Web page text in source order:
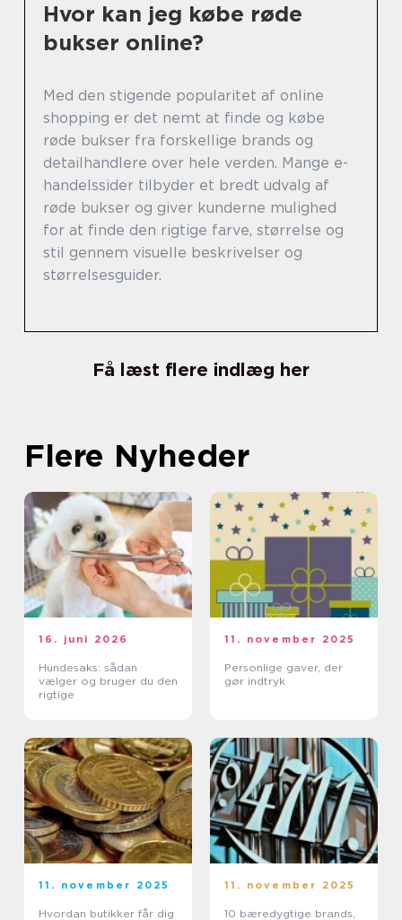
Hvor kan jeg købe røde
bukser online?
Med den stigende popularitet af online
shopping er det nemt at finde og købe
røde bukser fra forskellige brands og
detailhandlere over hele verden. Mange e-
handelssider tilbyder et bredt udvalg af
røde bukser og giver kunderne mulighed
for at finde den rigtige farve, størrelse og
stil gennem visuelle beskrivelser og
størrelsesguider.
Få læst flere indlæg her
Flere Nyheder
16. juni 2026
Hundesaks: sådan
vælger og bruger du den
rigtige
11. november 2025
Personlige gaver, der
gør indtryk
11. november 2025
Hvordan butikker får dig
11. november 2025
10 bæredygtige brands,